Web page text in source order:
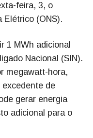
feira, 3, o
Elétrico (ONS).
1 MWh adicional
Nacional (SIN).
megawatt-hora,
de
gerar energia
adicional para o